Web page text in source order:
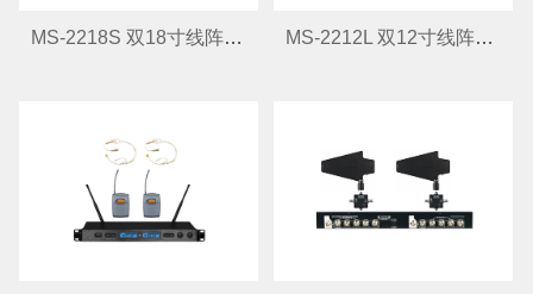
MS-2218S 双18寸线阵超低频扬声器 MS-2212L 双12寸线阵全频扬声器